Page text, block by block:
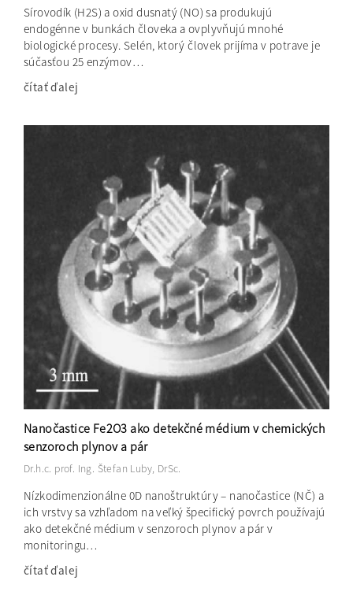
Sírovodík (H2S) a oxid dusnatý (NO) sa produkujú
endogénne v bunkách človeka a ovplyvňujú mnohé
biologické procesy. Selén, ktorý človek prijíma v potrave je
súčasťou 25 enzýmov…
čítať ďalej
Nanočastice Fe2O3 ako detekčné médium v chemických
senzoroch plynov a pár
Dr.h.c. prof. Ing. Štefan Luby, DrSc.
Nízkodimenzionálne 0D nanoštruktúry – nanočastice (NČ) a
ich vrstvy sa vzhľadom na veľký špecifický povrch používajú
ako detekčné médium v senzoroch plynov a pár v
monitoringu…
čítať ďalej